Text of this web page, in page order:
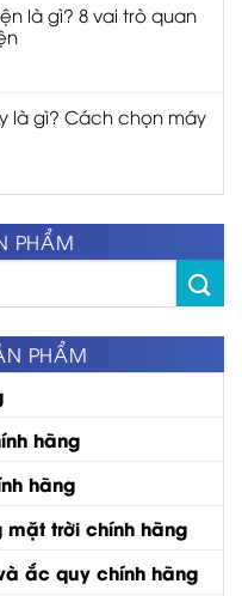
là gì? 8 vai trò quan
là gì? Cách chọn máy
PHẨM
PHẨM
hãng
hãng
mặt trời chính hãng
ắc quy chính hãng